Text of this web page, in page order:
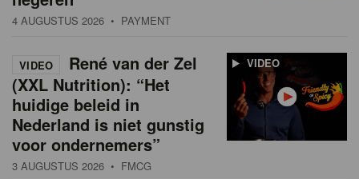
4 AUGUSTUS 2026 • PAYMENT
VIDEO
VIDEO
René van der Zel
(XXL Nutrition): “Het
huidige beleid in
Nederland is niet gunstig
voor ondernemers”
3 AUGUSTUS 2026 • FMCG